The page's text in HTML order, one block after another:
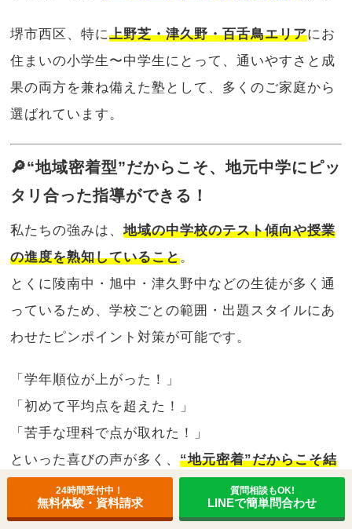
堺市西区、特に上野芝・津久野・百舌鳥エリアにお
住まいの小学生〜中学生にとって、通いやすさと成
果の両方を兼ね備えた塾として、多くのご家庭から
選ばれています。
🔎“地域密着型”だからこそ、地元中学にピッ
タリ合った指導ができる！
私たちの強みは、地域の中学校のテスト傾向や授業
の進度を熟知していること。
とくに陵南中・旭中・津久野中などの生徒が多く通
っているため、学校ごとの範囲・出題スタイルにあ
わせたピンポイント対策が可能です。
「学年順位が上がった！」
「初めて平均点を超えた！」
「苦手な理科で点が取れた！」
といった喜びの声が多く、“地元密着”だからこそ結
果につながりやすい
のも選ばれる理由です✨
24時間受付中！
無料体験・資料請求
質問相談もOK!
LINEで簡単問合わせ